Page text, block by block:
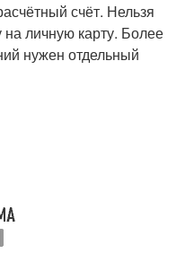
счёт. Нельзя
на личную карту. Более
нужен отдельный